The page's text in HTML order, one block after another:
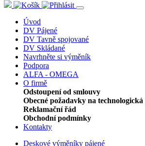
Úvod
DV Pájené
DV Tavně spojované
DV Skládané
Navrhněte si výměník
Podpora
ALFA - OMEGA
O firmě
Odstoupení od smlouvy
Obecné požadavky na technologická
Reklamační řád
Obchodní podmínky
Kontakty
Deskové výměníky pájené